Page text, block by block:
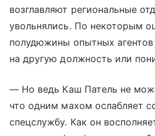
возглавляют региональные
увольнялись. По некоторым
полудюжины опытных
на другую должность или
— Но ведь Каш Патель не
что одним махом ослабляет
спецслужбу. Как он